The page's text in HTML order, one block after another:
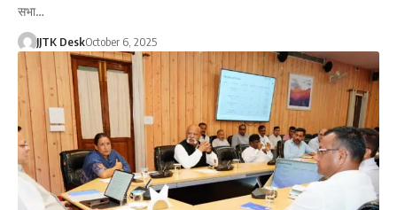
सभा…
JJTK DeskOctober 6, 2025